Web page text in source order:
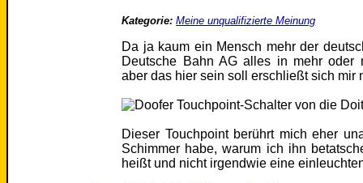
Kategorie: Meine unqualifizierte Meinung
Da ja kaum ein Mensch mehr der
Deutsche Bahn AG alles in mehr oder
aber das hier sein soll erschließt sich mir
Dieser Touchpoint berührt mich eher
Schimmer habe, warum ich ihn
heißt und nicht irgendwie eine